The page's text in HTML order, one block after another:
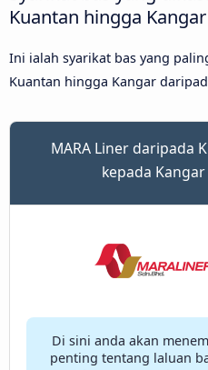
Kuantan hingga Kangar
Ini ialah syarikat bas yang
Kuantan hingga Kangar
MARA Liner daripada
kepada Kangar
Di sini anda akan
penting tentang laluan